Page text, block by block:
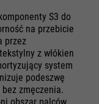
S3 do
na przebicie
przez
z włókien
system
podeszwę
zmęczenia.